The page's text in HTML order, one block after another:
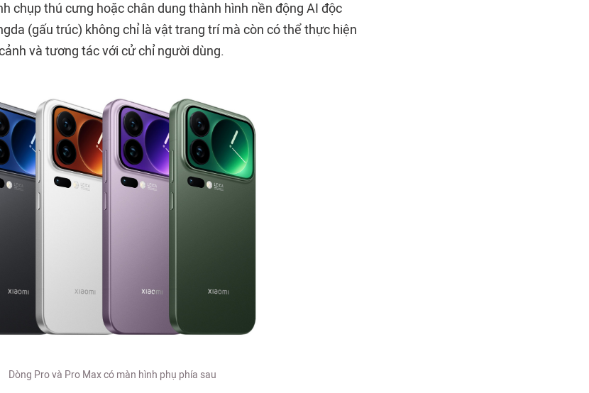
chụp thú cưng hoặc chân dung thành hình nền động AI độc
(gấu trúc) không chỉ là vật trang trí mà còn có thể thực hiện
và tương tác với cử chỉ người dùng.
Dòng Pro và Pro Max có màn hình phụ phía sau